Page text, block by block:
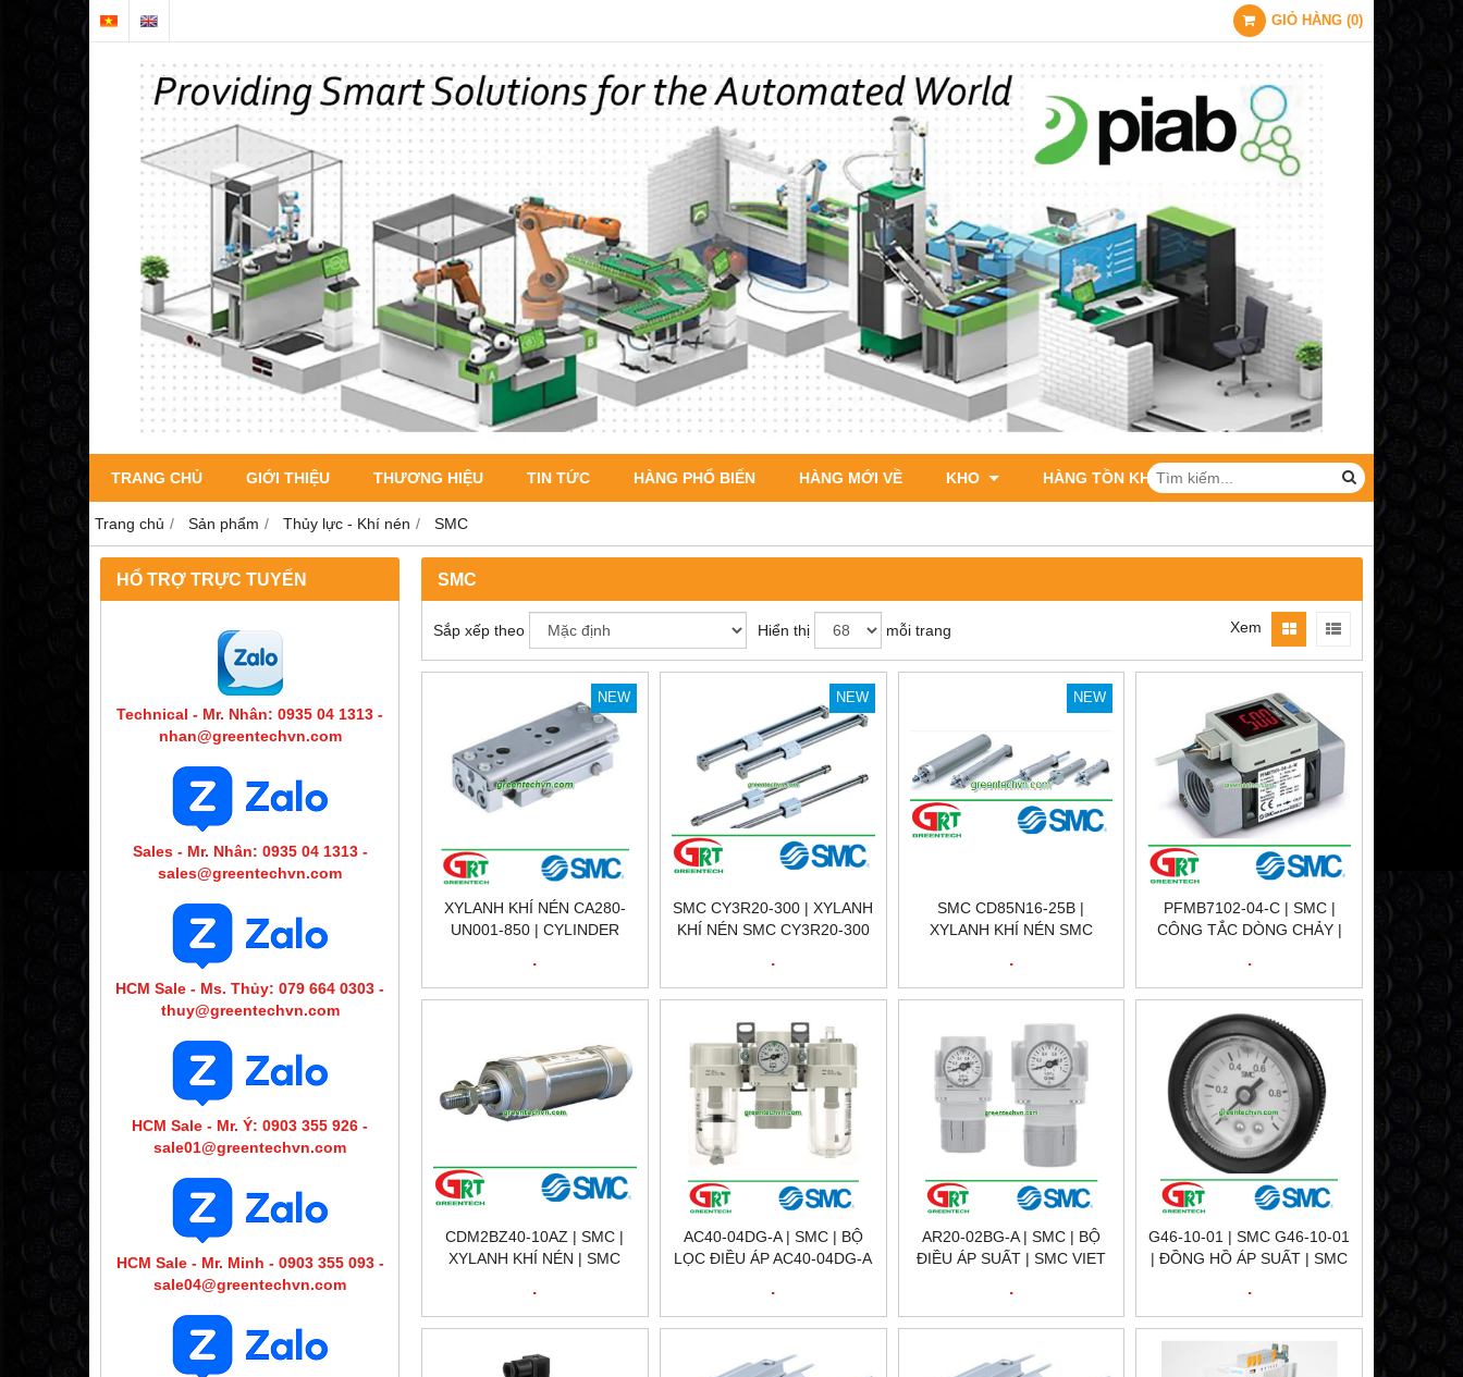
GIỎ HÀNG (0)
TRANG CHỦ GIỚI THIỆU THƯƠNG HIỆU TIN TỨC HÀNG PHỔ BIẾN HÀNG MỚI VỀ KHO HÀNG TỒN KHO
Trang chủ Sản phẩm Thủy lực - Khí nén SMC
HỔ TRỢ TRỰC TUYẾN
Technical - Mr. Nhân: 0935 04 1313 -
nhan@greentechvn.com
Sales - Mr. Nhân: 0935 04 1313 -
sales@greentechvn.com
HCM Sale - Ms. Thủy: 079 664 0303 -
thuy@greentechvn.com
HCM Sale - Mr. Ý: 0903 355 926 -
sale01@greentechvn.com
HCM Sale - Mr. Minh - 0903 355 093 -
sale04@greentechvn.com
SMC
Sắp xếp theo Hiển thị mỗi trang Xem
NEW
XYLANH KHÍ NÉN CA280-
UN001-850 | CYLINDER
.
NEW
SMC CY3R20-300 | XYLANH
KHÍ NÉN SMC CY3R20-300
.
NEW
SMC CD85N16-25B |
XYLANH KHÍ NÉN SMC
.
PFMB7102-04-C | SMC |
CÔNG TẮC DÒNG CHẢY |
.
CDM2BZ40-10AZ | SMC |
XYLANH KHÍ NÉN | SMC
.
AC40-04DG-A | SMC | BỘ
LỌC ĐIỀU ÁP AC40-04DG-A
.
AR20-02BG-A | SMC | BỘ
ĐIỀU ÁP SUẤT | SMC VIET
.
G46-10-01 | SMC G46-10-01
| ĐỒNG HỒ ÁP SUẤT | SMC
.